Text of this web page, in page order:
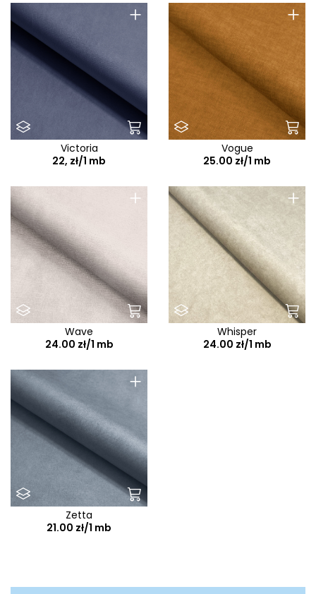
+
Victoria
22, zł/1 mb
+
Vogue
25.00 zł/1 mb
+
Wave
24.00 zł/1 mb
+
Whisper
24.00 zł/1 mb
+
Zetta
21.00 zł/1 mb